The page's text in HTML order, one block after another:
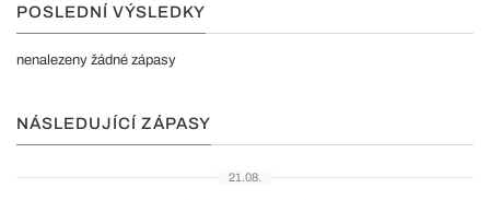
POSLEDNÍ VÝSLEDKY
nenalezeny žádné zápasy
NÁSLEDUJÍCÍ ZÁPASY
21.08.